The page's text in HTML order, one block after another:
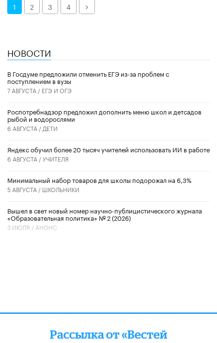
1 2 3 4 Далее
НОВОСТИ
В Госдуме предложили отменить ЕГЭ из-за проблем с
поступлением в вузы
7 АВГУСТА / ЕГЭ И ОГЭ
Роспотребнадзор предложил дополнить меню школ и детсадов
рыбой и водорослями
6 АВГУСТА / ДЕТИ
​Яндекс обучил более 20 тысяч учителей использовать ИИ в работе
6 АВГУСТА /УЧИТЕЛЯ
Минимальный набор товаров для школы подорожал на 6,3%
5 АВГУСТА / ШКОЛЬНИКИ
Вышел в свет новый номер научно-публицистического журнала
«Образовательная политика» № 2 (2026)
3 ИЮЛЯ / АНОНС
Рассылка от «Вестей